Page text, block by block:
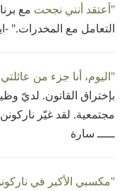
"أعتقد أنني نجحت مع
التعامل مع المخدرات." -
"اليوم، أنا جزء من
بإختراق القانون. لديّ
مجتمعية. لقد غيّر
ـــــ سارة
"مكسبي الأكبر في